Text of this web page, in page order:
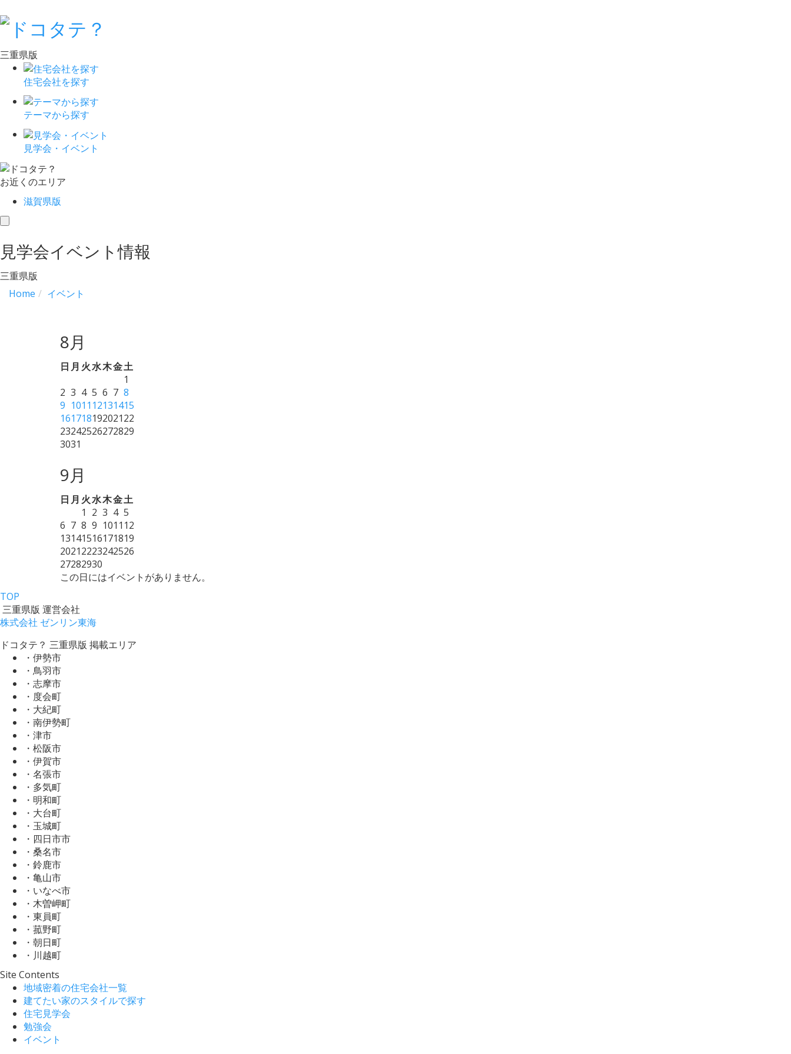
三重県版
住宅会社を探す
テーマから探す
見学会・イベント
お近くのエリア
滋賀県版
toggle
見学会イベント情報
三重県版
Home
イベント
8月
日 月 火水木金土
1
2 3 4 5 6 7 8
9 1011 12131415
16171819202122
23242526272829
3031
9月
日 月 火水木金土
1 2 3 4 5
6 7 8 9 1011 12
13141516171819
20212223242526
27282930
この日にはイベントがありません。
TOP
三重県版 運営会社
株式会社 ゼンリン東海
ドコタテ？ 三重県版 掲載エリア
・伊勢市
・鳥羽市
・志摩市
・度会町
・大紀町
・南伊勢町
・津市
・松阪市
・伊賀市
・名張市
・多気町
・明和町
・大台町
・玉城町
・四日市市
・桑名市
・鈴鹿市
・亀山市
・いなべ市
・木曽岬町
・東員町
・菰野町
・朝日町
・川越町
Site Contents
地域密着の住宅会社一覧
建てたい家のスタイルで探す
住宅見学会
勉強会
イベント